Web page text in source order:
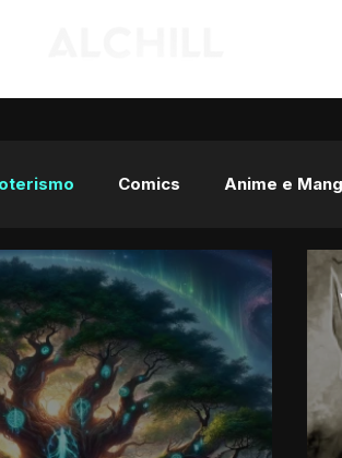
Comics Anime e